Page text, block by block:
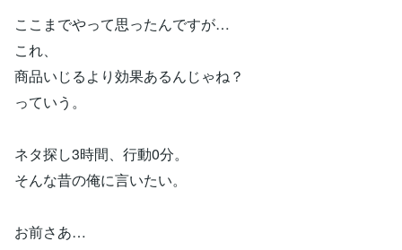
ここまでやって思ったんですが…
これ、
商品いじるより効果あるんじゃね？
っていう。
ネタ探し3時間、行動0分。
そんな昔の俺に言いたい。
お前さあ…